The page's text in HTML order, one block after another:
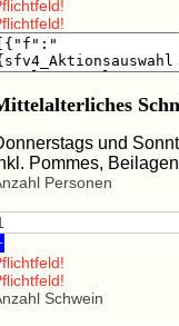
und
Pommes,
Personen
Schwein